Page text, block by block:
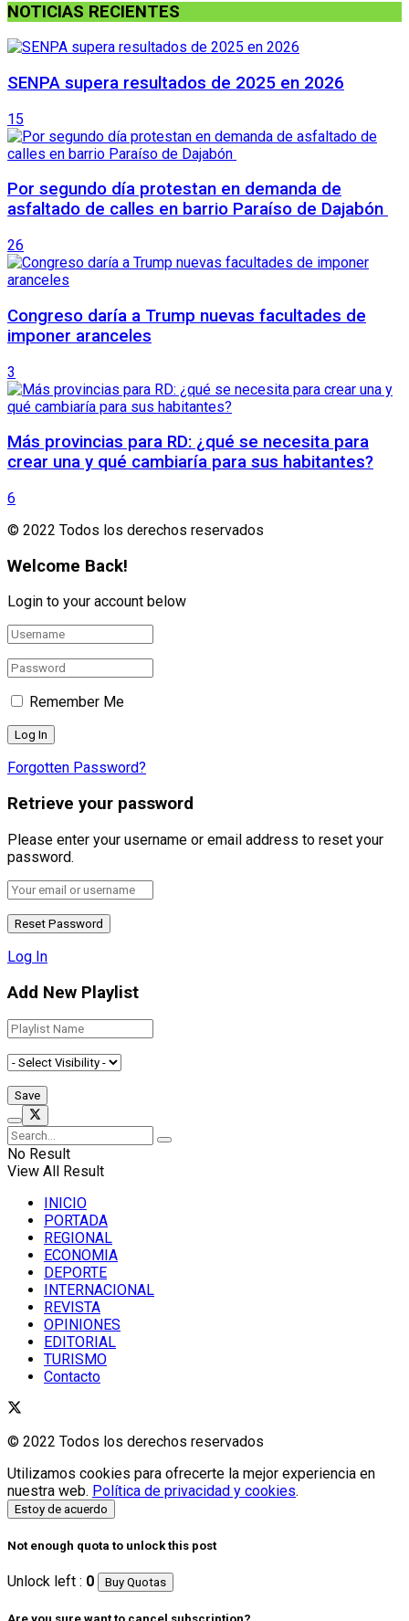
NOTICIAS RECIENTES
SENPA supera resultados de 2025 en 2026
15
Por segundo día protestan en demanda de
asfaltado de calles en barrio Paraíso de Dajabón
26
Congreso daría a Trump nuevas facultades de
imponer aranceles
3
Más provincias para RD: ¿qué se necesita para
crear una y qué cambiaría para sus habitantes?
6
© 2022 Todos los derechos reservados
Welcome Back!
Login to your account below
Remember Me
Forgotten Password?
Retrieve your password
Please enter your username or email address to reset your
password.
Log In
Add New Playlist
No Result
View All Result
INICIO
PORTADA
REGIONAL
ECONOMIA
DEPORTE
INTERNACIONAL
REVISTA
OPINIONES
EDITORIAL
TURISMO
Contacto
© 2022 Todos los derechos reservados
Utilizamos cookies para ofrecerte la mejor experiencia en
nuestra web. Política de privacidad y cookies.
Estoy de acuerdo
Not enough quota to unlock this post
Unlock left : 0 Buy Quotas